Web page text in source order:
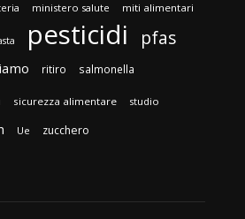
ministero salute miti alimentari
pesticidi pfas
ritiro salmonella
sicurezza alimentare studio
Ue zucchero